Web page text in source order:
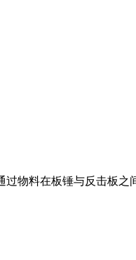
物料在板锤与反击板